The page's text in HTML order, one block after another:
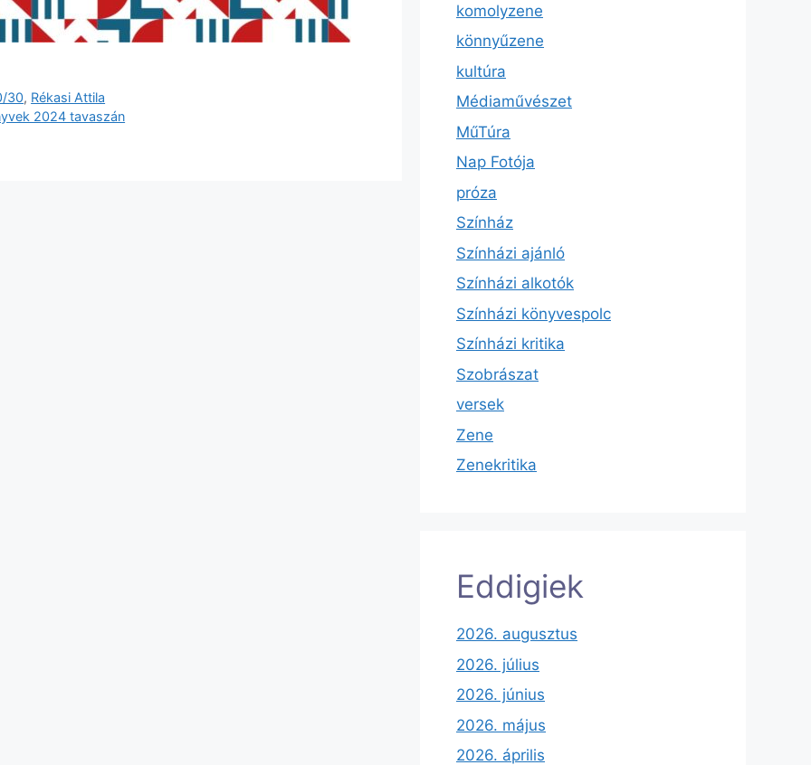
30, Rékasi Attila
2024 tavaszán
komolyzene
könnyűzene
kultúra
Médiaművészet
MűTúra
Nap Fotója
próza
Színház
Színházi ajánló
Színházi alkotók
Színházi könyvespolc
Színházi kritika
Szobrászat
versek
Zene
Zenekritika
Eddigiek
2026. augusztus
2026. július
2026. június
2026. május
2026. április